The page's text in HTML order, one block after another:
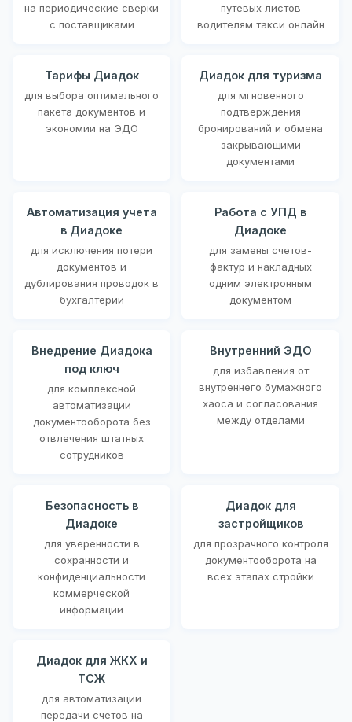
на периодические сверки
с поставщиками
путевых листов
водителям такси онлайн
Тарифы Диадок
для выбора оптимального
пакета документов и
экономии на ЭДО
Диадок для туризма
для мгновенного
подтверждения
бронирований и обмена
закрывающими
документами
Автоматизация учета
в Диадоке
для исключения потери
документов и
дублирования проводок в
бухгалтерии
Работа с УПД в
Диадоке
для замены счетов-
фактур и накладных
одним электронным
документом
Внедрение Диадока
под ключ
для комплексной
автоматизации
документооборота без
отвлечения штатных
сотрудников
Внутренний ЭДО
для избавления от
внутреннего бумажного
хаоса и согласования
между отделами
Безопасность в
Диадоке
для уверенности в
сохранности и
конфиденциальности
коммерческой
информации
Диадок для
застройщиков
для прозрачного контроля
документооборота на
всех этапах стройки
Диадок для ЖКХ и
ТСЖ
для автоматизации
передачи счетов на